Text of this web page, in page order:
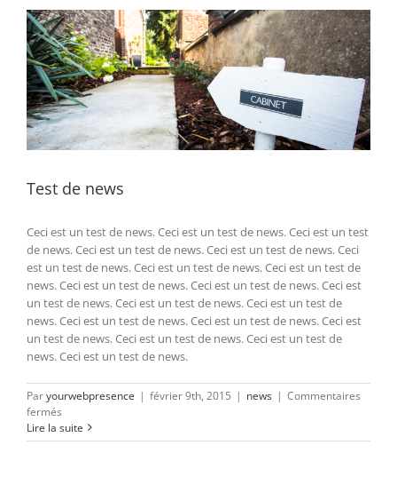
comment?
Test de news
Ceci est un test de news. Ceci est un test de news. Ceci est un test
de news. Ceci est un test de news. Ceci est un test de news. Ceci
est un test de news. Ceci est un test de news. Ceci est un test de
news. Ceci est un test de news. Ceci est un test de news. Ceci est
un test de news. Ceci est un test de news. Ceci est un test de
news. Ceci est un test de news. Ceci est un test de news. Ceci est
un test de news. Ceci est un test de news. Ceci est un test de
news. Ceci est un test de news.
Paryourwebpresence | février 9th, 2015 | news | Commentaires
fermés
Test
de
Lire la suite